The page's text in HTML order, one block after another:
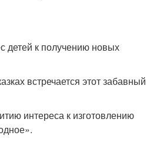
детей к получению новых
встречается этот забавный
интереса к изготовлению